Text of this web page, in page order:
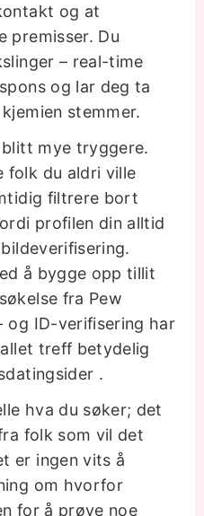
og at
premisser. Du
– real-time
og lar deg ta
stemmer.
mye tryggere.
folk du aldri ville
filtrere bort
profilen din alltid
å bygge opp tillit
fra Pew
og ID-verifisering har
treff betydelig
.
hva du søker; det
folk som vil det
er ingen vits å
om hvorfor
for å prøve noe